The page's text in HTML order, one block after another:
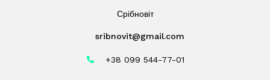
Срібновіт
sribnovit@gmail.com
+38 099 544-77-01